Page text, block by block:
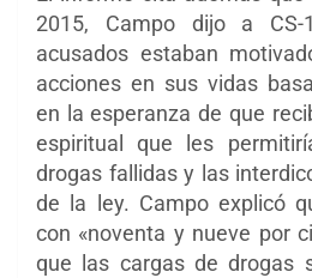
2015, Campo dijo a
acusados ​​estaban
acciones en sus vidas
en la esperanza de que
espiritual que les
drogas fallidas y las
de la ley. Campo explicó
con «noventa y nueve por
que las cargas de drogas